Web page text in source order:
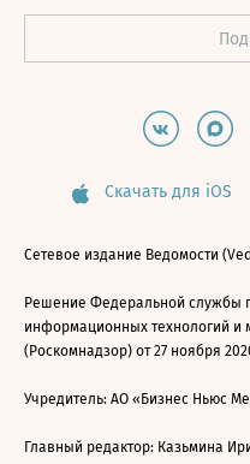
Скачать для iOS
Сетевое издание Ведомости
Решение Федеральной службы
информационных технологий и
(Роскомнадзор) от 27 ноября
Учредитель: АО «Бизнес Ньюс
Главный редактор: Казьмина